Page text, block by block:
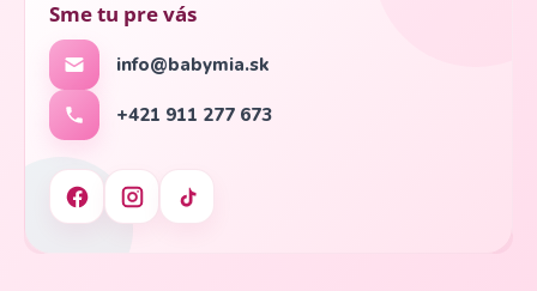
Sme tu pre vás
info@babymia.sk
+421 911 277 673